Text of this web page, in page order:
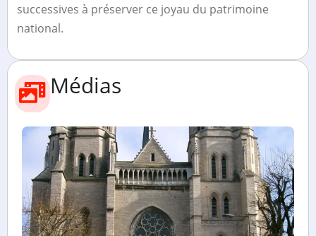
successives à préserver ce joyau du patrimoine
national.
Médias